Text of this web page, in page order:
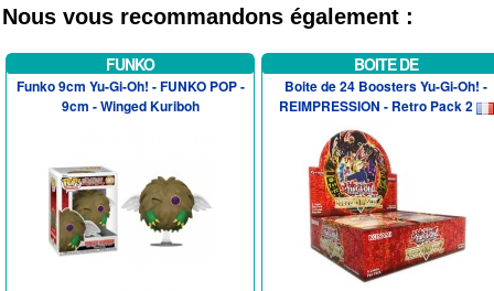
Nous vous recommandons également :
FUNKO
Funko 9cm Yu-Gi-Oh! - FUNKO POP -
9cm - Winged Kuriboh
BOITE DE
Boite de 24 Boosters Yu-Gi-Oh! -
REIMPRESSION - Retro Pack 2